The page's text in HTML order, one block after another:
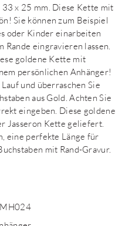
x 25 mm. Diese Kette mit
Sie können zum Beispiel
oder Kinder einarbeiten
Rande eingravieren lassen.
goldene Kette mit
persönlichen Anhänger!
und überraschen Sie
aus Gold. Achten Sie
eingeben. Diese goldene
Jasseron Kette geliefert.
eine perfekte Länge für
mit Rand-Gravur.